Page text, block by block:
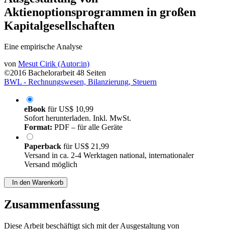
Ausgestaltung von
Aktienoptionsprogrammen in großen
Kapitalgesellschaften
vonMesut Cirik (Autor:in)
©2016 Bachelorarbeit 48 Seiten
eBookfürUS$ 10,99
Sofort herunterladen. Inkl. MwSt.
Format:
PaperbackfürUS$ 21,99
Versand in ca. 2-4 Werktagen national, internationaler
Zusammenfassung